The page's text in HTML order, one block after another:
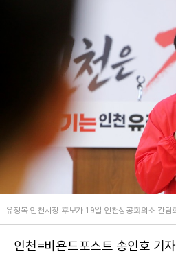
유정복 인천시장 후보가 19일 인천상공회의소 간
인천=비욘드포스트 송인호 기